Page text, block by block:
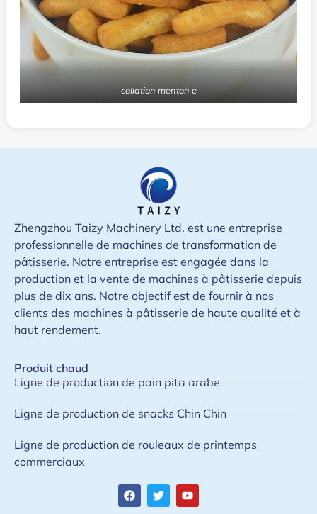
collation menton e
Zhengzhou Taizy Machinery Ltd. est une entreprise
professionnelle de machines de transformation de
pâtisserie. Notre entreprise est engagée dans la
production et la vente de machines à pâtisserie depuis
plus de dix ans. Notre objectif est de fournir à nos
clients des machines à pâtisserie de haute qualité et à
haut rendement.
Produit chaud
Ligne de production de pain pita arabe
Ligne de production de snacks Chin Chin
Ligne de production de rouleaux de printemps
commerciaux